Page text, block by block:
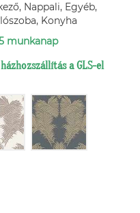
Nappali, Egyéb,
Konyha
munkanap
a GLS-el